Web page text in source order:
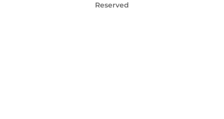
Reserved